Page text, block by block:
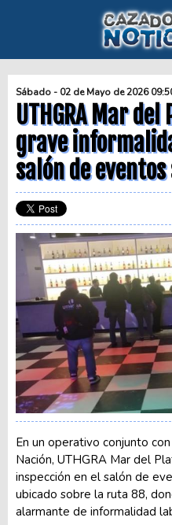
Sábado - 02 de Mayo de 2026
UTHGRA Mar
grave
salón de
En un operativo conjunto
Nación, UTHGRA Mar del
inspección en el salón de
ubicado sobre la ruta 88,
alarmante de informalidad